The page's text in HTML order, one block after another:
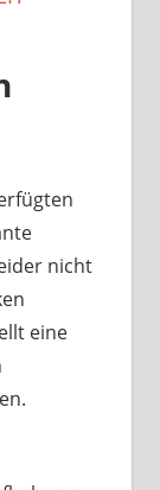
nicht
eine